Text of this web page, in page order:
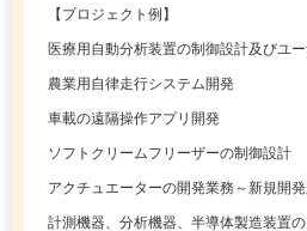
【プロジェクト例】
医療用自動分析装置の制御設計及びユ
農業用自律走行システム開発
車載の遠隔操作アプリ開発
ソフトクリームフリーザーの制御設計
アクチュエーターの開発業務～新規開
計測機器、分析機器、半導体製造装置